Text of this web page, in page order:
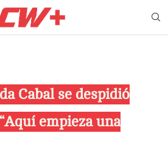
Cabal se despidió
empieza una